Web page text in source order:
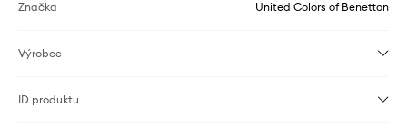
Značka United Colors of Benetton
Výrobce
ID produktu